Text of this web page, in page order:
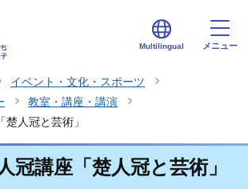
Multilingual メニュー
イベント・文化・スポーツ
教室・講座・講演
人冠と芸術」
冠講座「楚人冠と芸術」